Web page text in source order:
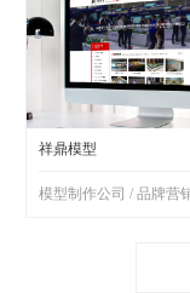
祥鼎模型